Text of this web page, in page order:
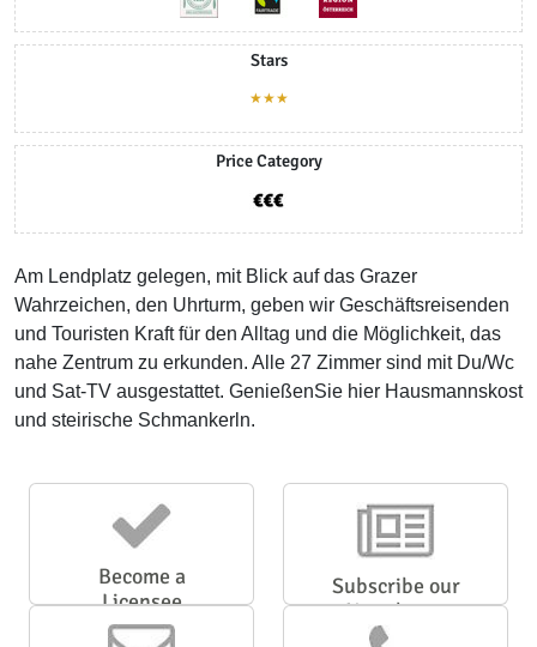
Stars
★★★
Price Category
Am Lendplatz gelegen, mit Blick auf das Grazer
Wahrzeichen, den Uhrturm, geben wir Geschäftsreisenden
und Touristen Kraft für den Alltag und die Möglichkeit, das
nahe Zentrum zu erkunden. Alle 27 Zimmer sind mit Du/Wc
und Sat-TV ausgestattet. GenießenSie hier Hausmannskost
und steirische Schmankerln.
Become a
Licensee
Subscribe our
Newsletter